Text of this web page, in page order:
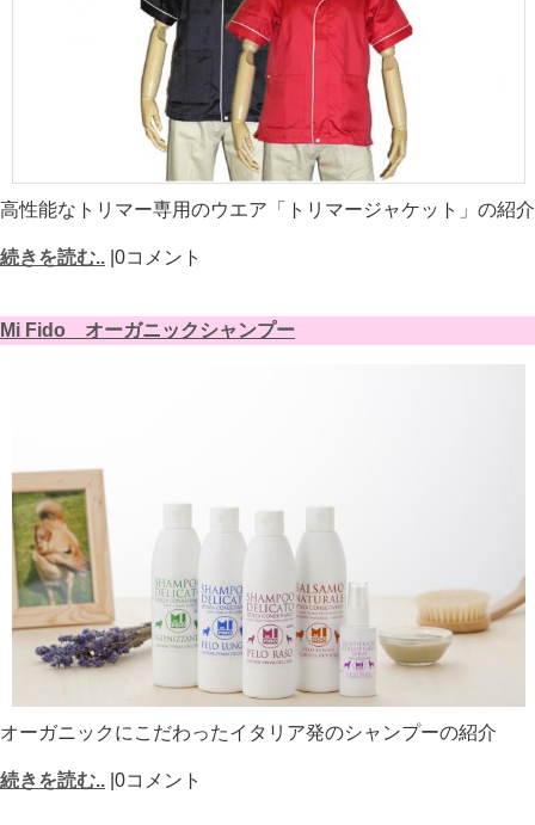
高性能なトリマー専用のウエア「トリマージャケット」の紹介
続きを読む.. |0コメント
Mi Fido オーガニックシャンプー
オーガニックにこだわったイタリア発のシャンプーの紹介
続きを読む.. |0コメント